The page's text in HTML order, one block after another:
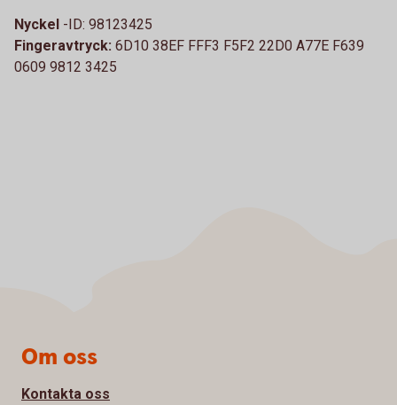
Nyckel -ID: 98123425
Fingeravtryck: 6D10 38EF FFF3 F5F2 22D0 A77E F639
0609 9812 3425
Sidfot
Om oss
Kontakta oss